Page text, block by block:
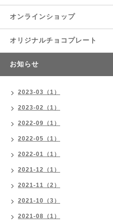
オンラインショップ
オリジナルチョコプレート
お知らせ
2023-03（1）
2023-02（1）
2022-09（1）
2022-05（1）
2022-01（1）
2021-12（1）
2021-11（2）
2021-10（3）
2021-08（1）